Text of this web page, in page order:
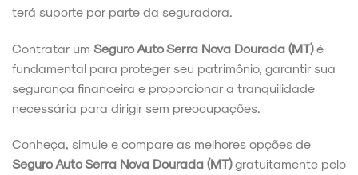
terá suporte por parte da seguradora.
Contratar um Seguro Auto Serra Nova Dourada (MT)é
fundamental para proteger seu patrimônio, garantir sua
segurança financeira e proporcionar a tranquilidade
necessária para dirigir sem preocupações.
Conheça, simule e compare as melhores opções de
Seguro Auto Serra Nova Dourada (MT)gratuitamente pelo